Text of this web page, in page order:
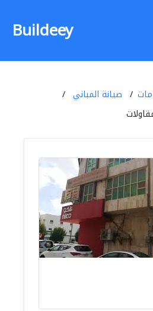
Buildeey
صيانة المباني